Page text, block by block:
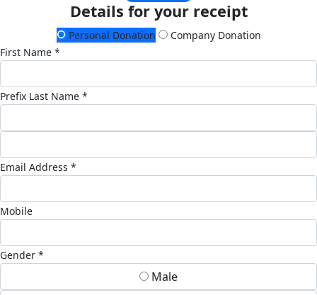
Details for your receipt
Personal Donation
Company Donation
First Name *
Prefix Last Name *
Email Address *
Mobile
Gender *
Male